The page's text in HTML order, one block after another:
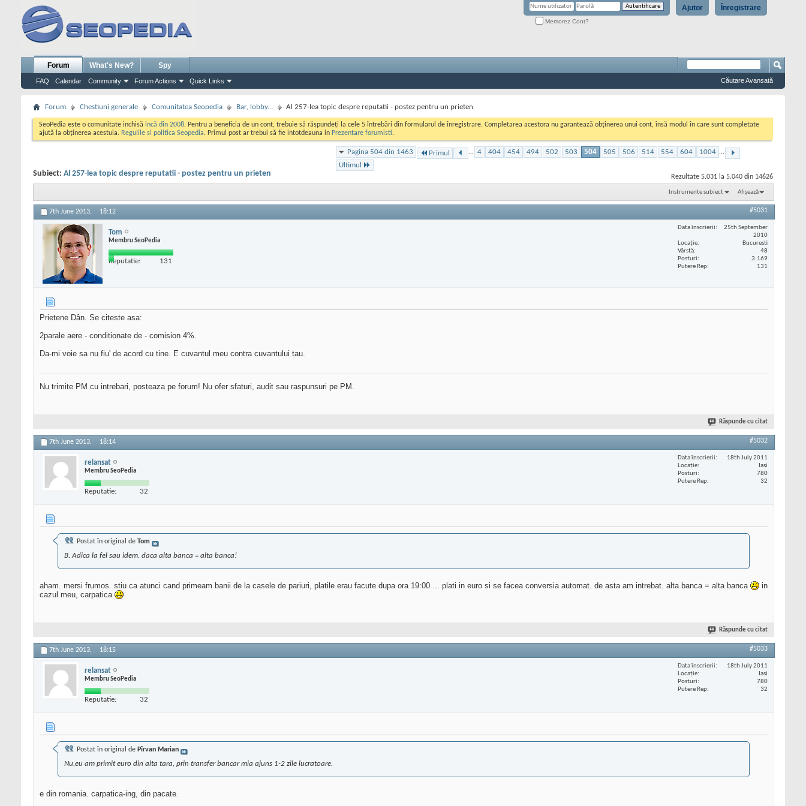
Înregistrare
Ajutor
Memorez Cont?
Forum
FAQ Calendar Community Forum Actions Quick Links
What's New? Spy
Căutare Avansată
Forum Chestiuni generale Comunitatea Seopedia Bar, lobby... Al 257-lea topic despre reputatii - postez pentru un prieten
SeoPedia este o comunitate inchisă incă din 2008. Pentru a beneficia de un cont, trebuie să răspundeți la cele 5 întrebări din formularul de înregistrare. Completarea acestora nu garantează obținerea unui cont, însă modul în care sunt completate
ajută la obținerea acestuia. Regulile si politica Seopedia. Primul post ar trebui să fie intotdeauna in Prezentare forumisti.
Pagina 504 din 1463 Primul ... 4 404 454 494 502 503 504 505 506 514 554 604 1004 ...
Ultimul
Rezultate 5.031 la 5.040 din 14626
Subiect: Al 257-lea topic despre reputatii - postez pentru un prieten
Instrumente subiect Afișează
7th June 2013, 18:12 #5031
Tom
Membru SeoPedia
Reputatie: 131
Data înscrierii
25th September
2010
Locaţie
Bucuresti
Vârstă
48
Posturi
3.169
Putere Rep
131
Prietene Dân. Se citeste asa:
2parale aere - conditionate de - comision 4%.
Da-mi voie sa nu fiu' de acord cu tine. E cuvantul meu contra cuvantului tau.
Nu trimite PM cu intrebari, posteaza pe forum! Nu ofer sfaturi, audit sau raspunsuri pe PM.
Răspunde cu citat
7th June 2013, 18:14 #5032
relansat
Membru SeoPedia
Reputatie: 32
Data înscrierii
18th July 2011
Locaţie
Iasi
Posturi
780
Putere Rep
32
Postat în original de Tom
B. Adica la fel sau idem. daca alta banca = alta banca!
aham. mersi frumos. stiu ca atunci cand primeam banii de la casele de pariuri, platile erau facute dupa ora 19:00 ... plati in euro si se facea conversia automat. de asta am intrebat. alta banca = alta banca
in
cazul meu, carpatica
Răspunde cu citat
7th June 2013, 18:15 #5033
relansat
Membru SeoPedia
Reputatie: 32
Data înscrierii
18th July 2011
Locaţie
Iasi
Posturi
780
Putere Rep
32
Postat în original de Pîrvan Marian
Nu,eu am primit euro din alta tara, prin transfer bancar mia ajuns 1-2 zile lucratoare.
e din romania. carpatica-ing, din pacate.